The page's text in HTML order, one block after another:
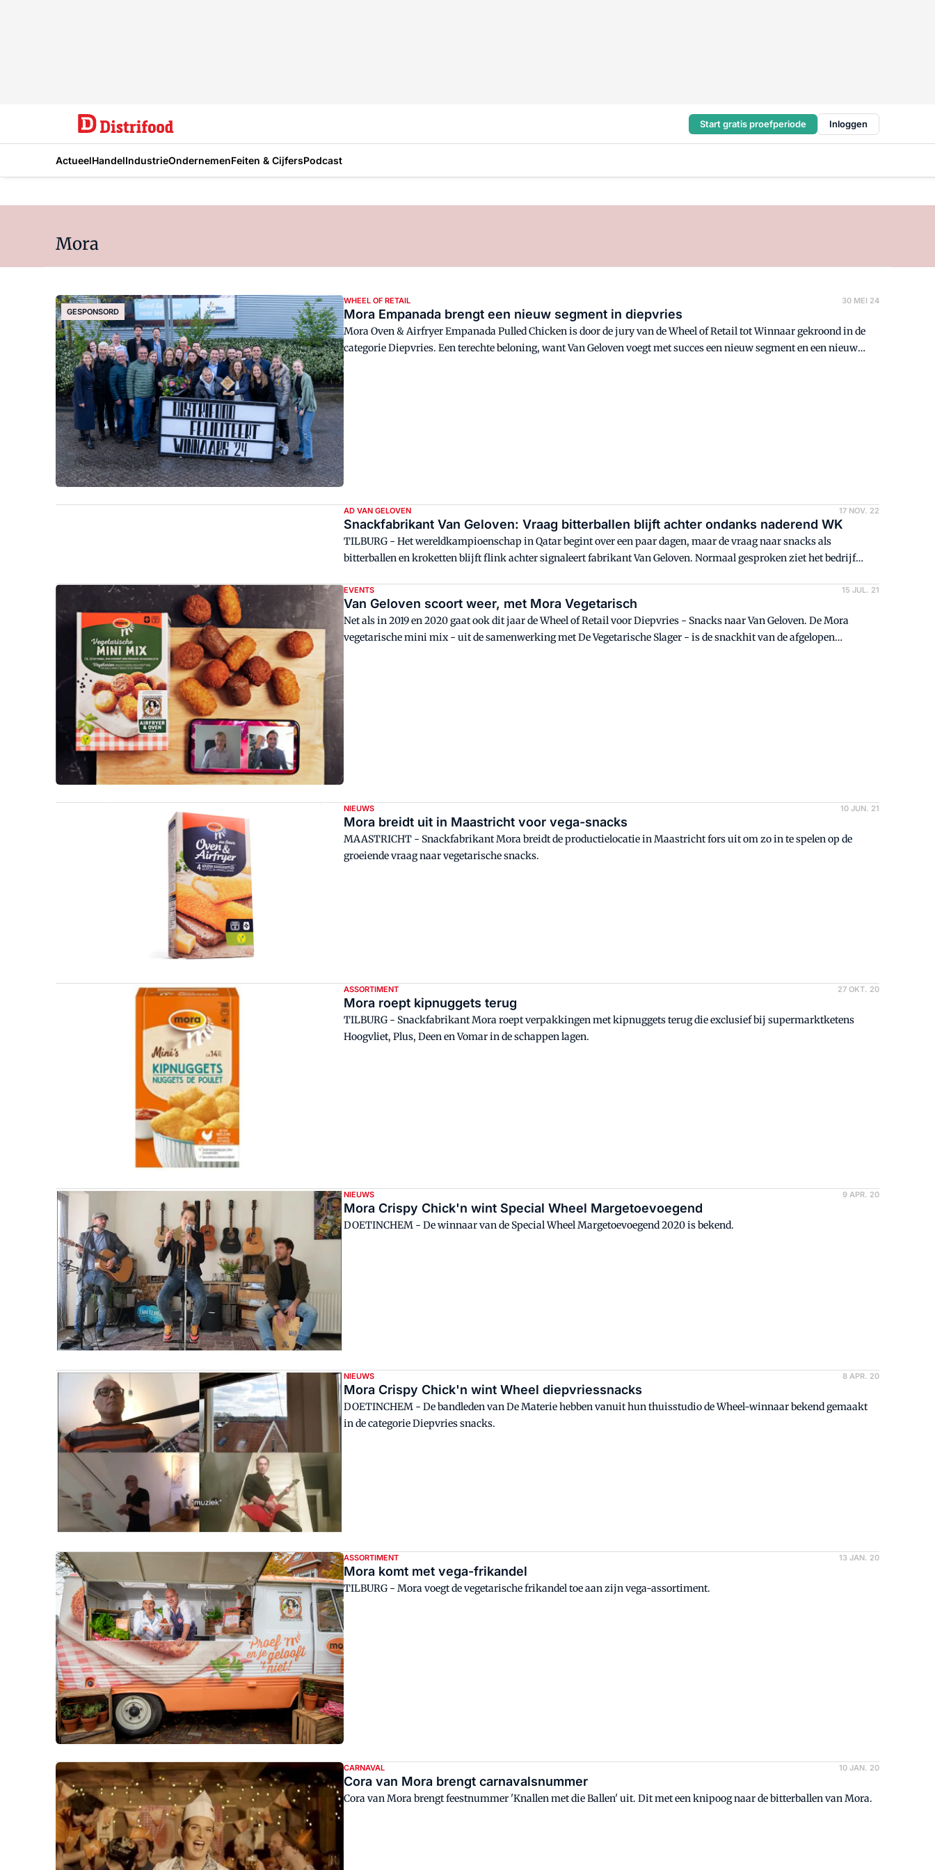
Start gratis proefperiode Inloggen
ActueelHandelIndustrieOndernemenFeiten & CijfersPodcast
Mora
GESPONSORD
WHEEL OF RETAIL 30 MEI 24
Mora Empanada brengt een nieuw segment in diepvries
Mora Oven & Airfryer Empanada Pulled Chicken is door de jury van de Wheel of Retail tot Winnaar gekroond in de
categorie Diepvries. Een terechte beloning, want Van Geloven voegt met succes een nieuw segment en een nieuw
AD VAN GELOVEN 17 NOV. 22
Snackfabrikant Van Geloven: Vraag bitterballen blijft achter ondanks naderend WK
TILBURG - Het wereldkampioenschap in Qatar begint over een paar dagen, maar de vraag naar snacks als
bitterballen en kroketten blijft flink achter signaleert fabrikant Van Geloven. Normaal gesproken ziet het bedrijf
EVENTS 15 JUL. 21
Van Geloven scoort weer, met Mora Vegetarisch
Net als in 2019 en 2020 gaat ook dit jaar de Wheel of Retail voor Diepvries - Snacks naar Van Geloven. De Mora
vegetarische mini mix - uit de samenwerking met De Vegetarische Slager - is de snackhit van de afgelopen
NIEUWS 10 JUN. 21
Mora breidt uit in Maastricht voor vega-snacks
MAASTRICHT - Snackfabrikant Mora breidt de productielocatie in Maastricht fors uit om zo in te spelen op de
groeiende vraag naar vegetarische snacks.
ASSORTIMENT 27 OKT. 20
Mora roept kipnuggets terug
TILBURG - Snackfabrikant Mora roept verpakkingen met kipnuggets terug die exclusief bij supermarktketens
Hoogvliet, Plus, Deen en Vomar in de schappen lagen.
NIEUWS 9 APR. 20
Mora Crispy Chick'n wint Special Wheel Margetoevoegend
DOETINCHEM - De winnaar van de Special Wheel Margetoevoegend 2020 is bekend.
NIEUWS 8 APR. 20
Mora Crispy Chick'n wint Wheel diepvriessnacks
DOETINCHEM - De bandleden van De Materie hebben vanuit hun thuisstudio de Wheel-winnaar bekend gemaakt
in de categorie Diepvries snacks.
ASSORTIMENT 13 JAN. 20
Mora komt met vega-frikandel
TILBURG - Mora voegt de vegetarische frikandel toe aan zijn vega-assortiment.
CARNAVAL 10 JAN. 20
Cora van Mora brengt carnavalsnummer
Cora van Mora brengt feestnummer 'Knallen met die Ballen' uit. Dit met een knipoog naar de bitterballen van Mora.